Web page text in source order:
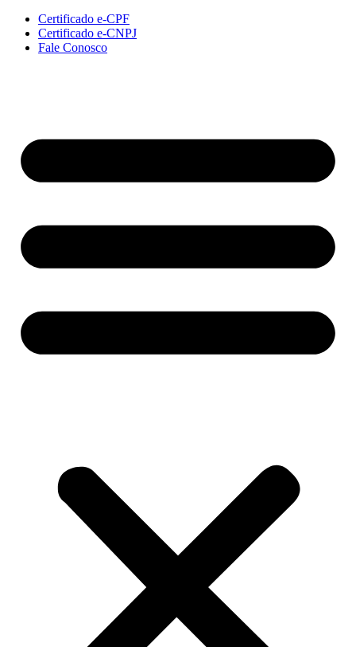
Certificado e-CPF
Certificado e-CNPJ
Fale Conosco